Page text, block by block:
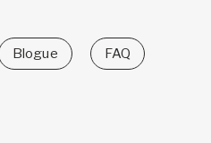
Blogue FAQ